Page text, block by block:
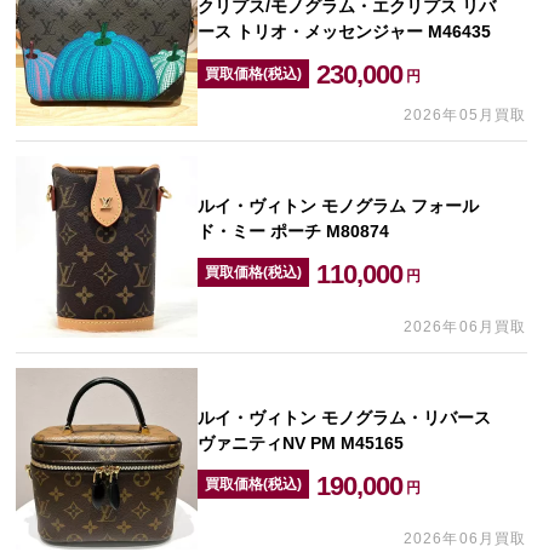
クリプス/モノグラム・エクリプス リバ
ース トリオ・メッセンジャー M46435
買取価格(税込) 230,000 円
2026年05月買取
ルイ・ヴィトン モノグラム フォール
ド・ミー ポーチ M80874
買取価格(税込) 110,000 円
2026年06月買取
ルイ・ヴィトン モノグラム・リバース
ヴァニティNV PM M45165
買取価格(税込) 190,000 円
2026年06月買取